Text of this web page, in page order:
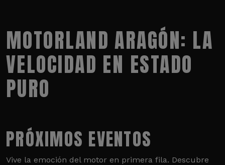
MOTORLAND ARAGÓN: LA
VELOCIDAD EN ESTADO
PURO
PRÓXIMOS EVENTOS
Vive la emoción del motor en primera fila. Descubre